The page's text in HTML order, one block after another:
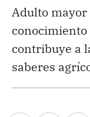
Adulto
conocimiento
contribuye a
saberes